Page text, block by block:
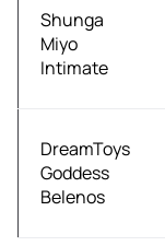
Shunga
Miyo
Intimate
DreamToys
Goddess
Belenos